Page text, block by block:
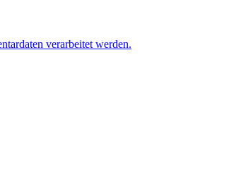
verarbeitet werden.